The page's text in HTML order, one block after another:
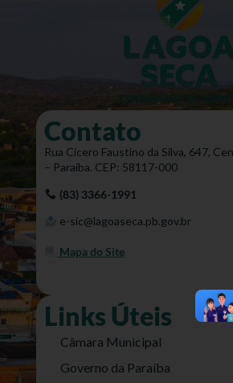
Contato
Rua Cícero Faustino da Silva, 647,
– Paraíba. CEP: 58117-000
(83) 3366-1991
e-sic@lagoaseca.pb.gov.br
Mapa do Site
Links Úteis
Câmara Municipal
Governo da Paraíba